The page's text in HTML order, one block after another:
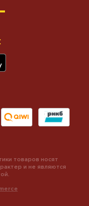
товаров носят
и не являются